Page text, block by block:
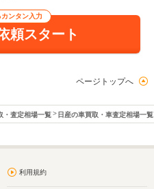
ンタン入力
頼スタート
ページトップへ
・査定相場一覧 日産の車買取・車査定相場一覧
利用規約